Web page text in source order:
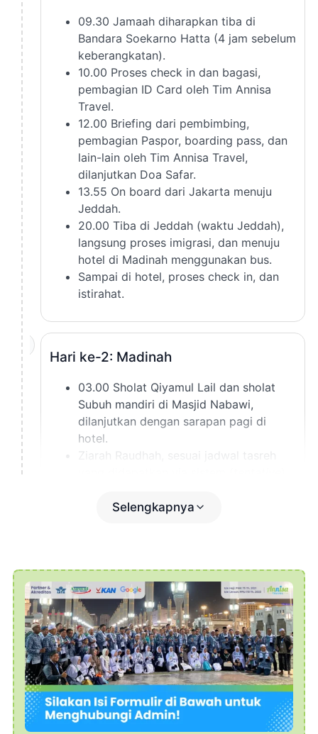
09.30 Jamaah diharapkan tiba di
Bandara Soekarno Hatta (4 jam sebelum
keberangkatan).
10.00 Proses check in dan bagasi,
pembagian ID Card oleh Tim Annisa
Travel.
12.00 Briefing dari pembimbing,
pembagian Paspor, boarding pass, dan
lain-lain oleh Tim Annisa Travel,
dilanjutkan Doa Safar.
13.55 On board dari Jakarta menuju
Jeddah.
20.00 Tiba di Jeddah (waktu Jeddah),
langsung proses imigrasi, dan menuju
hotel di Madinah menggunakan bus.
Sampai di hotel, proses check in, dan
istirahat.
2
Hari ke-2: Madinah
03.00 Sholat Qiyamul Lail dan sholat
Subuh mandiri di Masjid Nabawi,
dilanjutkan dengan sarapan pagi di
hotel.
Ziarah Raudhah, sesuai jadwal tasreh
dan dilanjutkan makan siang.
Nabawi, Souq Manaqqah, Tsaqifah Bani
Saidah, dan sekitarnya.
15.00 Sholat Ashar di Masjid Nabawi.
18.00 Sholat Maghrib di Masjid Nabawi.
19.00 Sholat Isya di Masjid Nabawi,
kemudian lanjut makan malam di hotel.
Perbanyak kegiatan ibadah di Masjid
Nabawi & istirahat.
Selengkapnya